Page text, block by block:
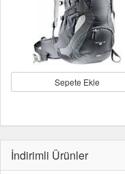
Sepete Ekle
İndirimli Ürünler